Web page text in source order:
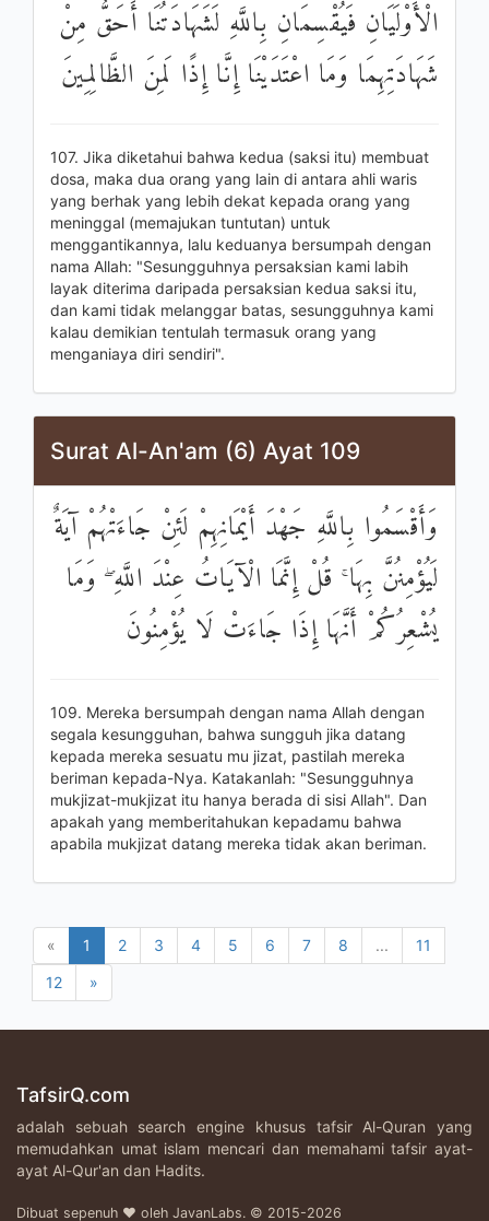
الْأَوْلَيَانِ فَيُقْسِمَانِ بِاللَّهِ لَشَهَادَتُنَا أَحَقُّ مِنْ
شَهَادَتِهِمَا وَمَا اعْتَدَيْنَا إِنَّا إِذًا لَمِنَ الظَّالِمِينَ
107. Jika diketahui bahwa kedua (saksi itu) membuat
dosa, maka dua orang yang lain di antara ahli waris
yang berhak yang lebih dekat kepada orang yang
meninggal (memajukan tuntutan) untuk
menggantikannya, lalu keduanya bersumpah dengan
nama Allah: "Sesungguhnya persaksian kami labih
layak diterima daripada persaksian kedua saksi itu,
dan kami tidak melanggar batas, sesungguhnya kami
kalau demikian tentulah termasuk orang yang
menganiaya diri sendiri".
Surat Al-An'am (6) Ayat 109
وَأَقْسَمُوا بِاللَّهِ جَهْدَ أَيْمَانِهِمْ لَئِنْ جَاءَتْهُمْ آيَةٌ
لَيُؤْمِنُنَّ بِهَا ۚ قُلْ إِنَّمَا الْآيَاتُ عِنْدَ اللَّهِ ۖ وَمَا
يُشْعِرُكُمْ أَنَّهَا إِذَا جَاءَتْ لَا يُؤْمِنُونَ
109. Mereka bersumpah dengan nama Allah dengan
segala kesungguhan, bahwa sungguh jika datang
kepada mereka sesuatu mu jizat, pastilah mereka
beriman kepada-Nya. Katakanlah: "Sesungguhnya
mukjizat-mukjizat itu hanya berada di sisi Allah". Dan
apakah yang memberitahukan kepadamu bahwa
apabila mukjizat datang mereka tidak akan beriman.
« 1 2 3 4 5 6 7 8 ...
11
12
»
TafsirQ.com
adalah sebuah search engine khusus tafsir Al-Quran yang
memudahkan umat islam mencari dan memahami tafsir ayat-
ayat Al-Qur'an dan Hadits.
Dibuat sepenuh ♥ oleh JavanLabs. © 2015-2026